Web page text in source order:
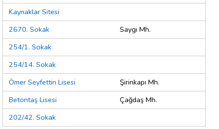
Kaynaklar Sitesi
2670. Sokak
Saygı Mh.
254/1. Sokak
254/14. Sokak
Ömer Seyfettin Lisesi
Şirinkapı Mh.
Betontaş Lisesi
Çağdaş Mh.
202/42. Sokak